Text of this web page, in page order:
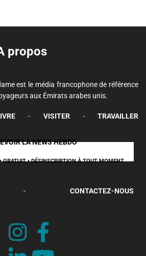
propos
est le média francophone de référence
aux Émirats arabes unis.
- VISITER - TRAVAILLER
LA NEWS HEBDO
GRATUIT • DÉSINSCRIPTION À TOUT MOMENT
- CONTACTEZ-NOUS